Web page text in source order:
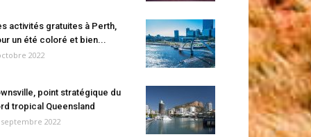
activités gratuites à Perth,
un été coloré et bien...
2022
point stratégique du
tropical Queensland
2022